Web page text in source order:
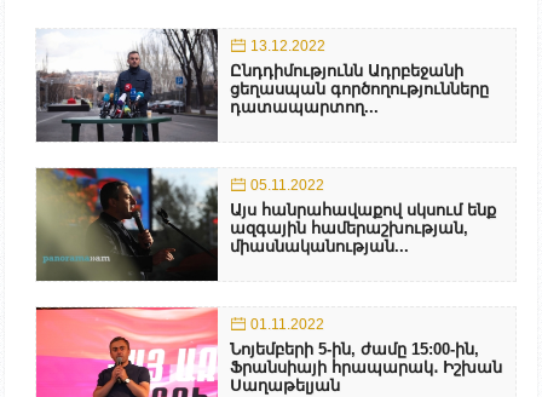
13.12.2022
Ընդդիմությունն Ադրբեջանի
ցեղասպան գործողությունները
դատապարտող...
05.11.2022
Այս հանրահավաքով սկսում ենք
ազգային համերաշխության,
միասնականության...
01.11.2022
Նոյեմբերի 5-ին, ժամը 15:00-ին,
Ֆրանսիայի հրապարակ․ Իշխան
Սաղաթելյան